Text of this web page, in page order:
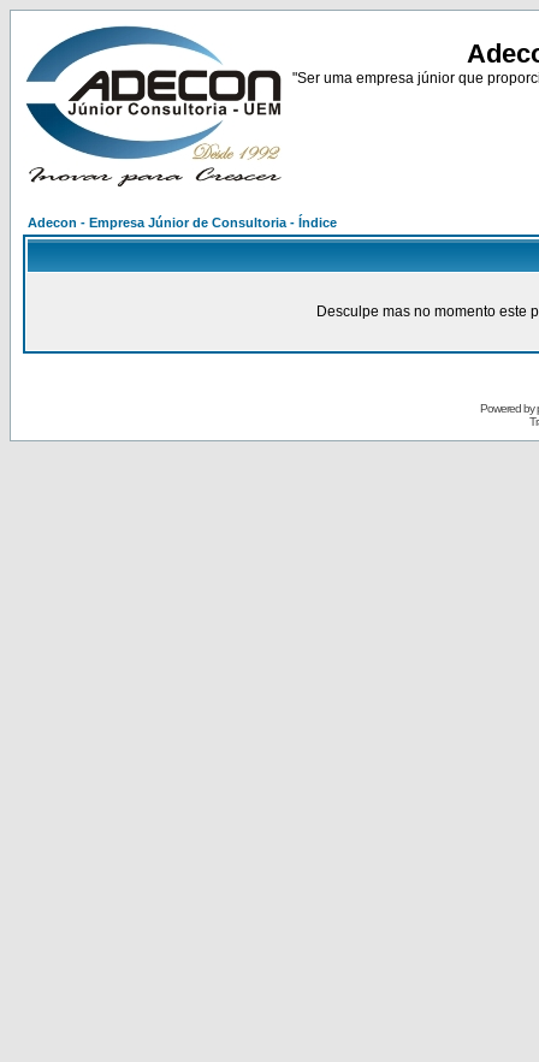
"Ser uma empresa júnior que
Adecon - Empresa Júnior de Consultoria - Índice
Desculpe mas no momento este
Powered by